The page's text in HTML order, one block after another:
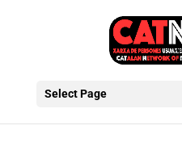
Select Page